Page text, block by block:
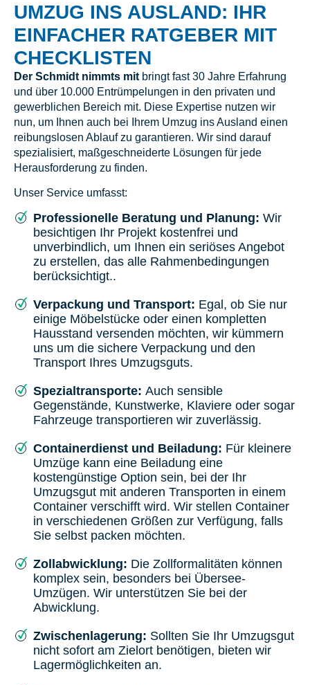
UMZUG INS AUSLAND: IHR
EINFACHER RATGEBER MIT
CHECKLISTEN
Der Schmidt nimmts mit bringt fast 30 Jahre Erfahrung
und über 10.000 Entrümpelungen in den privaten und
gewerblichen Bereich mit. Diese Expertise nutzen wir
nun, um Ihnen auch bei Ihrem Umzug ins Ausland einen
reibungslosen Ablauf zu garantieren. Wir sind darauf
spezialisiert, maßgeschneiderte Lösungen für jede
Herausforderung zu finden.
Unser Service umfasst:
Professionelle Beratung und Planung: Wir
besichtigen Ihr Projekt kostenfrei und
unverbindlich, um Ihnen ein seriöses Angebot
zu erstellen, das alle Rahmenbedingungen
berücksichtigt..
Verpackung und Transport: Egal, ob Sie nur
einige Möbelstücke oder einen kompletten
Hausstand versenden möchten, wir kümmern
uns um die sichere Verpackung und den
Transport Ihres Umzugsguts.
Spezialtransporte: Auch sensible
Gegenstände, Kunstwerke, Klaviere oder sogar
Fahrzeuge transportieren wir zuverlässig.
Containerdienst und Beiladung: Für kleinere
Umzüge kann eine Beiladung eine
kostengünstige Option sein, bei der Ihr
Umzugsgut mit anderen Transporten in einem
Container verschifft wird. Wir stellen Container
in verschiedenen Größen zur Verfügung, falls
Sie selbst packen möchten.
Zollabwicklung: Die Zollformalitäten können
komplex sein, besonders bei Übersee-
Umzügen. Wir unterstützen Sie bei der
Abwicklung.
Zwischenlagerung: Sollten Sie Ihr Umzugsgut
nicht sofort am Zielort benötigen, bieten wir
Lagermöglichkeiten an.